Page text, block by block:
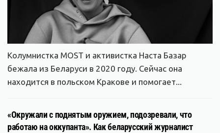
Колумнистка MOST и активистка Наста Базар
бежала из Беларуси в 2020 году. Сейчас она
находится в польском Кракове и помогает...
«Окружали с поднятым оружием, подозревали, что
работаю на оккупанта». Как беларусский журналист